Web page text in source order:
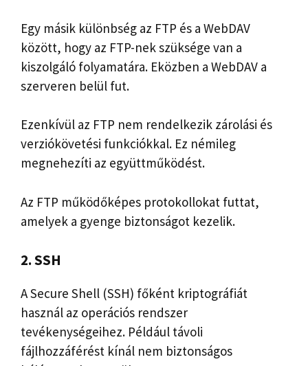
Egy másik különbség az FTP és a WebDAV
között, hogy az FTP-nek szüksége van a
kiszolgáló folyamatára. Eközben a WebDAV a
szerveren belül fut.
Ezenkívül az FTP nem rendelkezik zárolási és
verziókövetési funkciókkal. Ez némileg
megnehezíti az együttműködést.
Az FTP működőképes protokollokat futtat,
amelyek a gyenge biztonságot kezelik.
2. SSH
A Secure Shell (SSH) főként kriptográfiát
használ az operációs rendszer
tevékenységeihez. Például távoli
fájlhozzáférést kínál nem biztonságos